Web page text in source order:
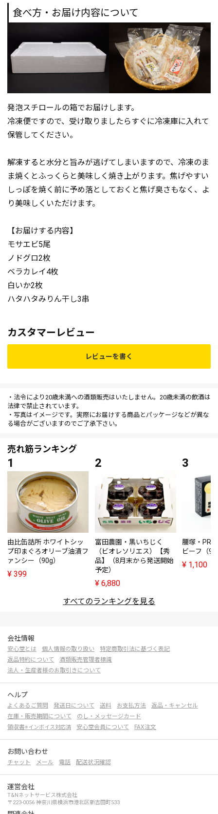
食べ方・お届け内容について
発泡スチロールの箱でお届けします。
冷凍便ですので、受け取りましたらすぐに冷凍庫に入れて
保管してください。
解凍すると水分と旨みが逃げてしまいますので、冷凍のま
ま焼くとふっくらと美味しく焼き上がります。焦げやすい
しっぽを焼く前に予め落としておくと焦げ臭さもなく、よ
り美味しくいただけます。
【お届けする内容】
モサエビ5尾
ノドグロ2枚
ベラカレイ4枚
白いか2枚
ハタハタみりん干し3串
カスタマーレビュー
レビューを書く
・法令により20歳未満への酒類販売はいたしません。20歳未満の飲酒は
法律で禁止されています。
・写真はイメージです。実際にお届けする商品とパッケージなどが異な
る場合がございますのでご了承下さい。
売れ筋ランキング
由比缶詰所 ホワイトシッ
プ印まぐろオリーブ油漬フ
ァンシー（90g）
¥ 399
富田農園・黒いちじく
（ビオレソリエス）【秀
品】（8月末から発送開始
予定）
¥ 6,880
腰塚・
ビーフ（
¥ 1,100
すべてのランキングを見る
会社情報
安心堂とは 個人情報の取り扱い
特定商取引法に基づく表記
返品特約について
酒類販売管理者標識
法人・生産者様のお取引きについて
ヘルプ
よくあるご質問 発送日について 送料 お支払方法
返品・キャンセル
在庫・販売期間について
のし・メッセージカード
領収書※インボイス対応済 安心堂会員について FAX注文
お問い合わせ
チャット メール 電話 配送状況確認
運営会社
T&Nネットサービス株式会社
〒223-0056 神奈川県横浜市港北区新吉田町533